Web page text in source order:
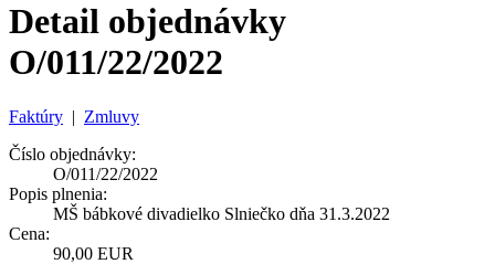
Detail objednávky
O/011/22/2022
Faktúry | Zmluvy
Číslo objednávky:
O/011/22/2022
Popis plnenia:
MŠ bábkové divadielko Slniečko dňa 31.3.2022
Cena:
90,00 EUR